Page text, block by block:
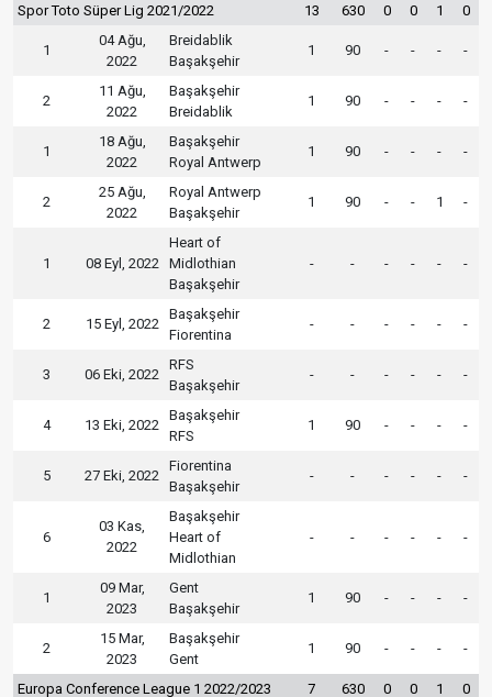
Spor Toto Süper Lig 2021/2022 13 630 0 0 1 0
1
04 Ağu,
2022
Breidablik
Başakşehir
1 90 - - - -
2
11 Ağu,
2022
Başakşehir
Breidablik
1 90 - - - -
1
18 Ağu,
2022
Başakşehir
Royal Antwerp
1 90 - - - -
2
25 Ağu,
2022
Royal Antwerp
Başakşehir
1 90 - - 1 -
1 08 Eyl, 2022
Heart of
Midlothian
Başakşehir
- - - - - -
2 15 Eyl, 2022
Başakşehir
Fiorentina
- - - - - -
3 06 Eki, 2022
RFS
Başakşehir
- - - - - -
4 13 Eki, 2022
Başakşehir
RFS
1 90 - - - -
5 27 Eki, 2022
Fiorentina
Başakşehir
- - - - - -
6
03 Kas,
2022
Başakşehir
Heart of
Midlothian
- - - - - -
1
09 Mar,
2023
Gent
Başakşehir
1 90 - - - -
2
15 Mar,
2023
Başakşehir
Gent
1 90 - - - -
Europa Conference League 1 2022/2023 7 630 0 0 1 0